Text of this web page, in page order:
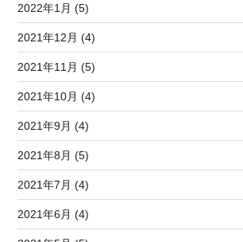
2022年1月 (5)
2021年12月 (4)
2021年11月 (5)
2021年10月 (4)
2021年9月 (4)
2021年8月 (5)
2021年7月 (4)
2021年6月 (4)